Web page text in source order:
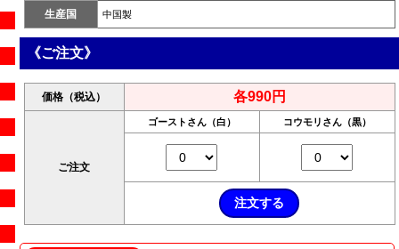
生産国 中国製
《ご注文》
価格（税込） 各990円
ご注文
ゴーストさん（白） コウモリさん（黒）